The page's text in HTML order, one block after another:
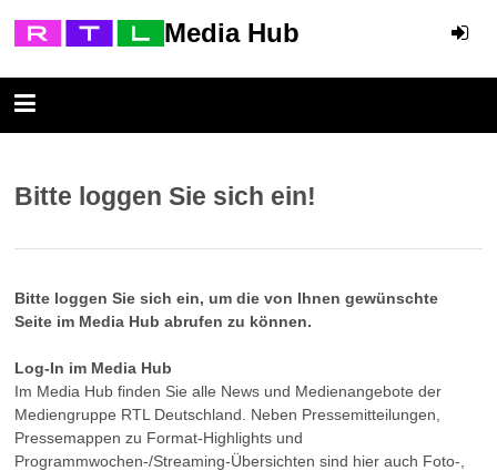
Media Hub
Bitte loggen Sie sich ein!
Bitte loggen Sie sich ein, um die von Ihnen gewünschte
Seite im Media Hub abrufen zu können.
Log-In im Media Hub
Im Media Hub finden Sie alle News und Medienangebote der
Mediengruppe RTL Deutschland. Neben Pressemitteilungen,
Pressemappen zu Format-Highlights und
Programmwochen-/Streaming-Übersichten sind hier auch Foto-,